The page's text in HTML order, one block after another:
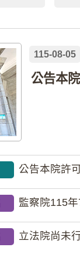
115-08-05
公告本院許
監察院115
立法院尚未